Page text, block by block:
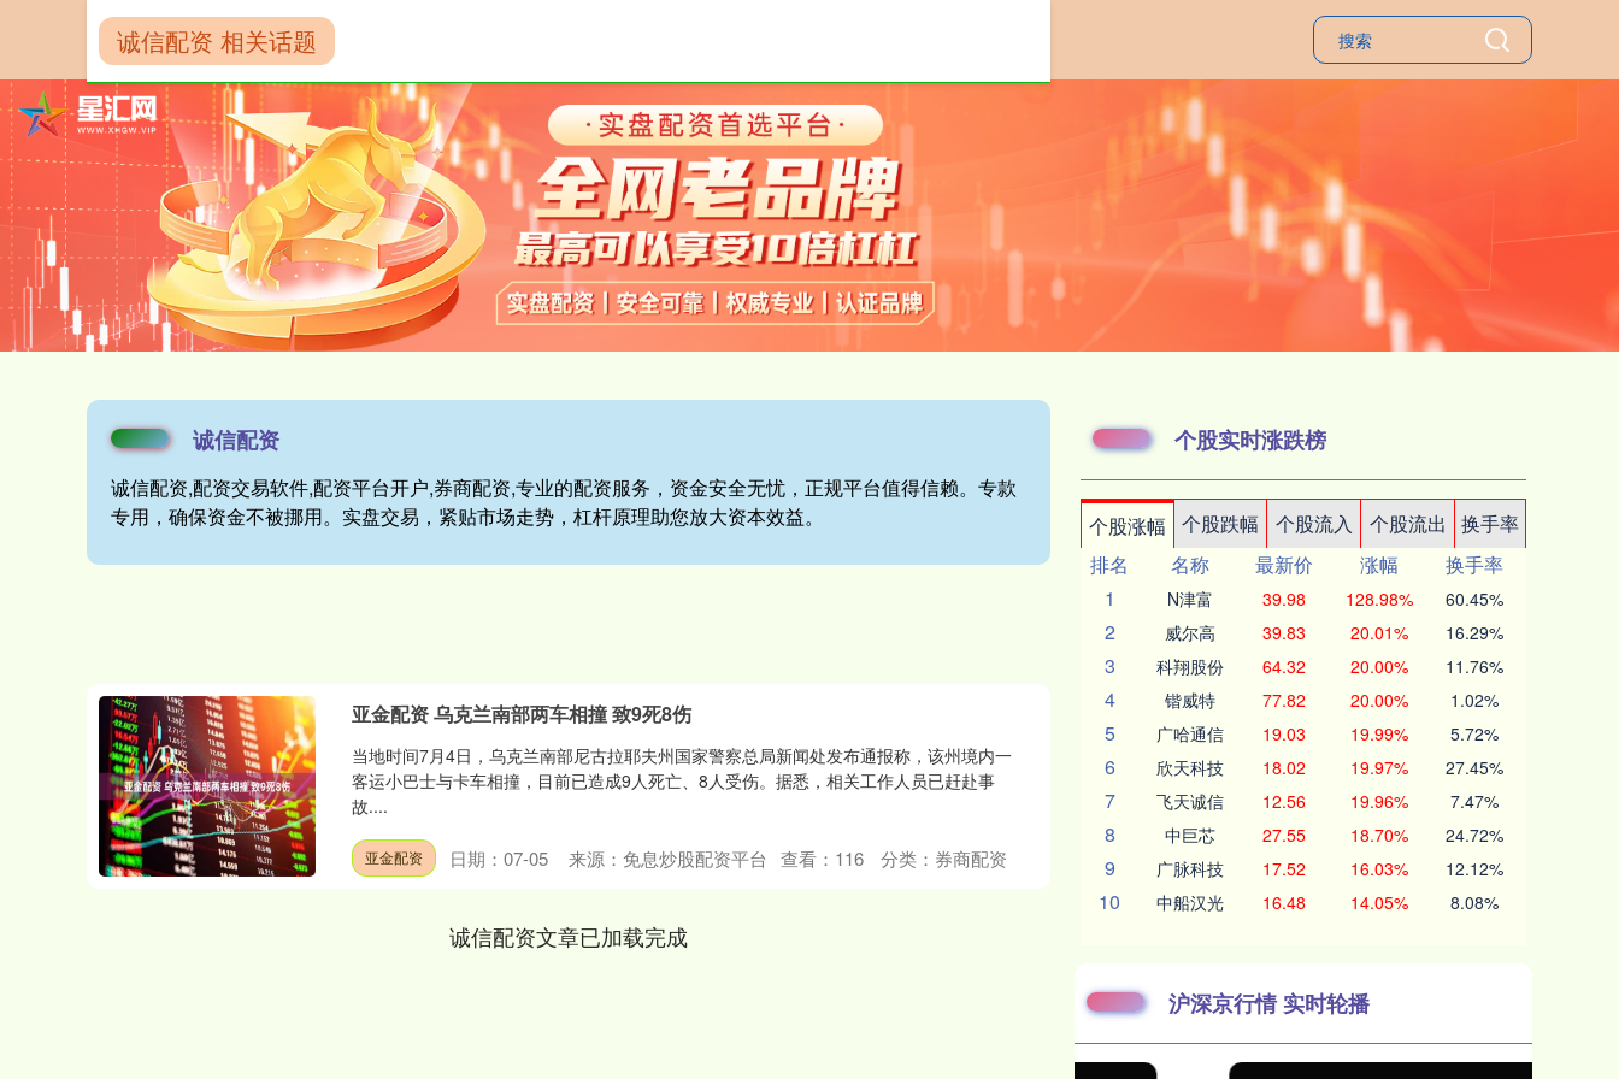
诚信配资
诚信配资,配资交易软件,配资平台开户,券商配资,专业的配资服务，资金安全无忧，正规平台值得信赖。专款
专用，确保资金不被挪用。实盘交易，紧贴市场走势，杠杆原理助您放大资本效益。
诚信配资 相关话题
亚金配资 乌克兰南部两车相撞 致9死8伤
当地时间7月4日，乌克兰南部尼古拉耶夫州国家警察总局新闻处发布通报称，该州境内一
客运小巴士与卡车相撞，目前已造成9人死亡、8人受伤。据悉，相关工作人员已赶赴事
故....
亚金配资 日期：07-05 来源：免息炒股配资平台 查看： 116 分类： 券商配资
诚信配资文章已加载完成
个股实时涨跌榜
个股涨幅 个股跌幅 个股流入 个股流出
换手率
排名
名称 最新价 涨幅
换手率
1
N津富 39.98 128.98% 60.45%
2 威尔高 39.83 20.01% 16.29%
3 科翔股份 64.32 20.00% 11.76%
4 锴威特 77.82 20.00% 1.02%
5 广哈通信 19.03 19.99% 5.72%
6 欣天科技 18.02 19.97% 27.45%
7 飞天诚信 12.56 19.96% 7.47%
8 中巨芯 27.55 18.70% 24.72%
9 广脉科技 17.52 16.03% 12.12%
10 中船汉光 16.48 14.05% 8.08%
沪深京行情 实时轮播